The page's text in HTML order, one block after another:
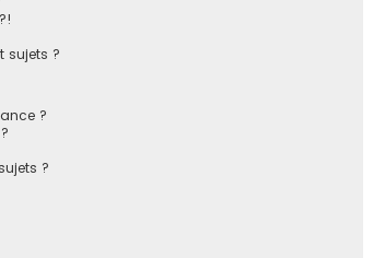
sujets ?
?
?